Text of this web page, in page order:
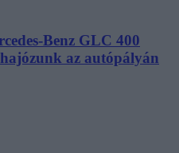
Benz GLC 400
az autópályán